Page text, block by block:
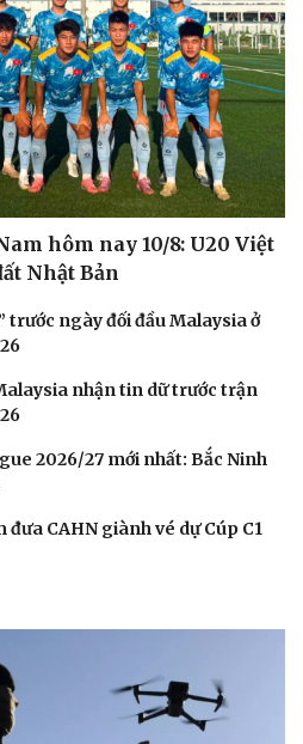
hôm nay 10/8: U20 Việt
Nhật Bản
trước ngày đối đầu Malaysia ở
nhận tin dữ trước trận
2026/27 mới nhất: Bắc Ninh
CAHN giành vé dự Cúp C1